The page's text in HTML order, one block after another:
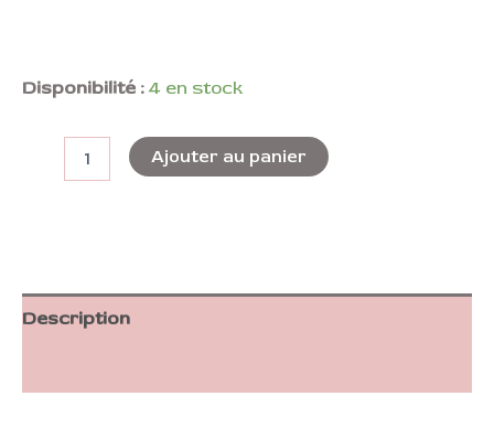
Disponibilité : 4 en stock
Ajouter au panier
Description